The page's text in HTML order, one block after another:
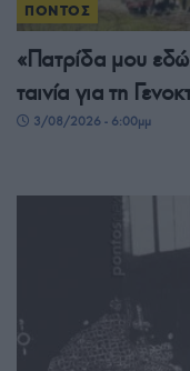
ΠΟΝΤΟΣ
«Πατρίδα μου εδώ
ταινία για τη
3/08/2026 - 6:00μμ